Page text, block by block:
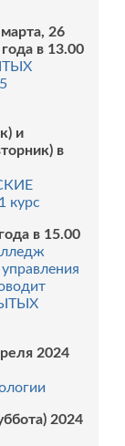
26
в 13.00
и
в
курс
в 15.00
2024
2024